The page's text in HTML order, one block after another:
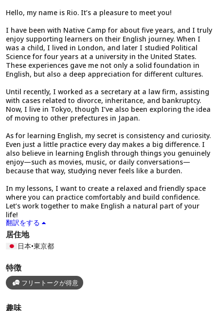
Hello, my name is Rio. It’s a pleasure to meet you!
I have been with Native Camp for about five years, and I truly
enjoy supporting learners on their English journey. When I
was a child, I lived in London, and later I studied Political
Science for four years at a university in the United States.
These experiences gave me not only a solid foundation in
English, but also a deep appreciation for different cultures.
Until recently, I worked as a secretary at a law firm, assisting
with cases related to divorce, inheritance, and bankruptcy.
Now, I live in Tokyo, though I’ve also been exploring the idea
of moving to other prefectures in Japan.
As for learning English, my secret is consistency and curiosity.
Even just a little practice every day makes a big difference. I
also believe in learning English through things you genuinely
enjoy—such as movies, music, or daily conversations—
because that way, studying never feels like a burden.
In my lessons, I want to create a relaxed and friendly space
where you can practice comfortably and build confidence.
Let’s work together to make English a natural part of your
life!
翻訳をする
居住地
日本•東京都
特徴
フリートークが得意
趣味